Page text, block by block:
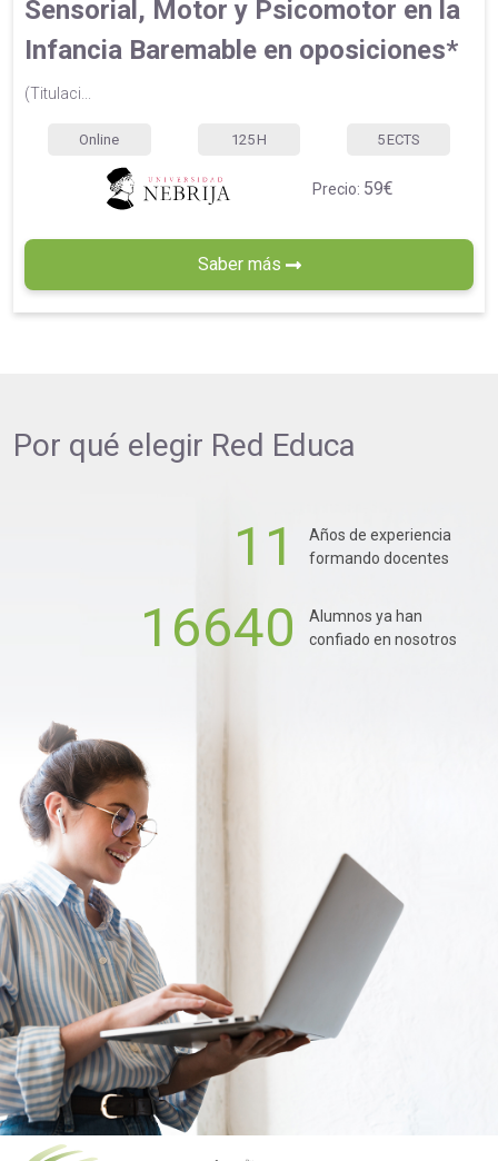
Sensorial, Motor y Psicomotor en la
Infancia Baremable en oposiciones*
(Titulaci...
Online 125 H 5 ECTS
Precio: 59€
Saber más
Por qué elegir Red Educa
11
Años de experiencia
formando docentes
16640
Alumnos ya han
confiado en nosotros